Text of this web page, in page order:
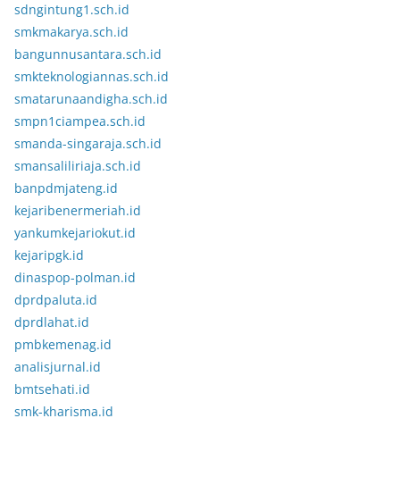
sdngintung1.sch.id
smkmakarya.sch.id
bangunnusantara.sch.id
smkteknologiannas.sch.id
smatarunaandigha.sch.id
smpn1ciampea.sch.id
smanda-singaraja.sch.id
smansaliliriaja.sch.id
banpdmjateng.id
kejaribenermeriah.id
yankumkejariokut.id
kejaripgk.id
dinaspop-polman.id
dprdpaluta.id
dprdlahat.id
pmbkemenag.id
analisjurnal.id
bmtsehati.id
smk-kharisma.id